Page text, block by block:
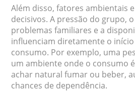
Além disso, fatores ambientais
decisivos. A pressão do grupo,
problemas familiares e a
influenciam diretamente o
consumo. Por exemplo, uma
um ambiente onde o consumo
achar natural fumar ou beber,
chances de dependência.